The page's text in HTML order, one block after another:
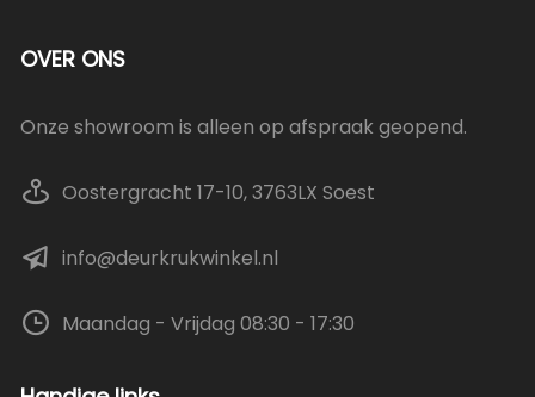
OVER ONS
Onze showroom is alleen op afspraak geopend.
Oostergracht 17-10, 3763LX Soest
info@deurkrukwinkel.nl
Maandag - Vrijdag 08:30 - 17:30